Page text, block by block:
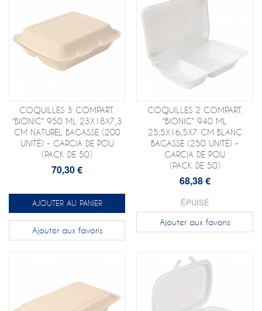
COQUILLES 3 COMPART.
"BIONIC" 950 ML 23X18X7,3
CM NATUREL BAGASSE (200
UNITÉ) - GARCIA DE POU
(PACK DE 50)
70,30 €
AJOUTER AU PANIER
Ajouter aux favoris
COQUILLES 2 COMPART.
"BIONIC" 940 ML
25,5X16,5X7 CM BLANC
BAGASSE (250 UNITÉ) -
GARCIA DE POU
(PACK DE 50)
68,38 €
ÉPUISÉ
Ajouter aux favoris